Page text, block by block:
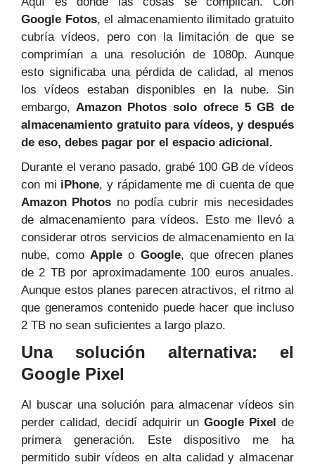
Google Fotos, el almacenamiento ilimitado gratuito
cubría vídeos, pero con la limitación de que se
comprimían a una resolución de 1080p. Aunque
esto significaba una pérdida de calidad, al menos
los vídeos estaban disponibles en la nube. Sin
embargo, Amazon Photos solo ofrece 5 GB de
almacenamiento gratuito para vídeos, y después
de eso, debes pagar por el espacio adicional.
Durante el verano pasado, grabé 100 GB de vídeos
con mi iPhone, y rápidamente me di cuenta de que
Amazon Photos no podía cubrir mis necesidades
de almacenamiento para vídeos. Esto me llevó a
considerar otros servicios de almacenamiento en la
nube, comoApple o Google, que ofrecen planes
de 2 TB por aproximadamente 100 euros anuales.
Aunque estos planes parecen atractivos, el ritmo al
que generamos contenido puede hacer que incluso
2 TB no sean suficientes a largo plazo.
Una solución alternativa: el
Google Pixel
Al buscar una solución para almacenar vídeos sin
perder calidad, decidí adquirir un Google Pixel
de
primera generación. Este dispositivo me ha
permitido subir vídeos en alta calidad y almacenar